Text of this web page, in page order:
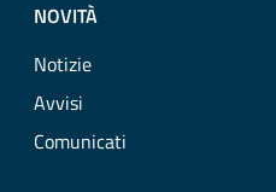
NOVITÀ
Notizie
Avvisi
Comunicati